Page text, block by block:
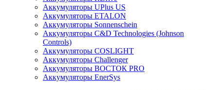
Аккумуляторы UPlus US
Аккумуляторы ETALON
Аккумуляторы Sonnenschein
Аккумуляторы С&D Technologies (Johnson
Controls)
Аккумуляторы COSLIGHT
Аккумуляторы Challenger
Аккумуляторы ВОСТОК PRO
Аккумуляторы EnerSys